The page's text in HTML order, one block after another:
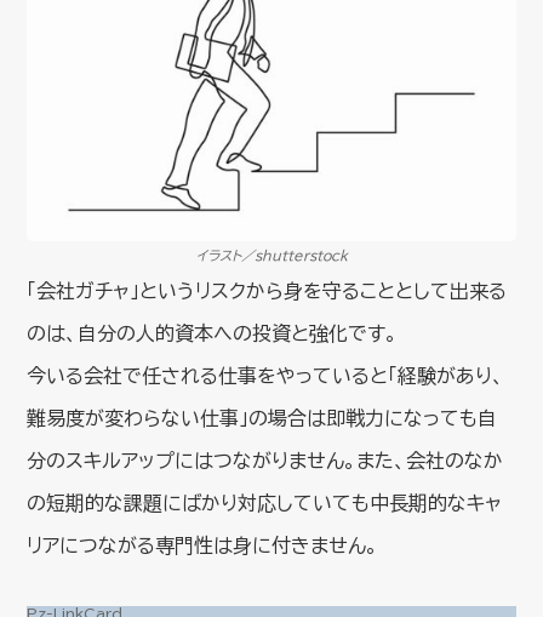
イラスト／shutterstock
「会社ガチャ」というリスクから身を守ることとして出来る
のは、自分の人的資本への投資と強化です。
今いる会社で任される仕事をやっていると「経験があり、
難易度が変わらない仕事」の場合は即戦力になっても自
分のスキルアップにはつながりません。また、会社のなか
の短期的な課題にばかり対応していても中長期的なキャ
リアにつながる専門性は身に付きません。
Pz-LinkCard